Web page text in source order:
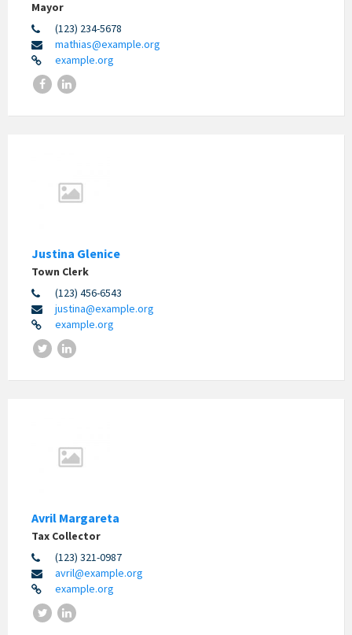
Mayor
(123) 234-5678
mathias@example.org
example.org
Justina Glenice
Town Clerk
(123) 456-6543
justina@example.org
example.org
Avril Margareta
Tax Collector
(123) 321-0987
avril@example.org
example.org